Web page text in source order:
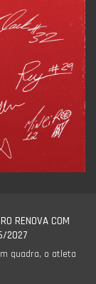
RENOVA COM
2027
quadra, o atleta